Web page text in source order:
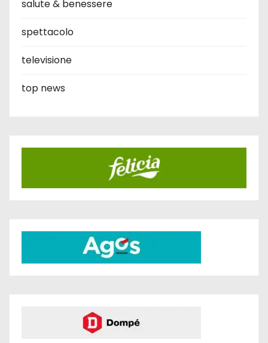
salute & benessere
spettacolo
televisione
top news